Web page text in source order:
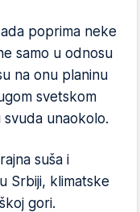
poprima neke
samo u odnosu
na onu planinu
svetskom
unaokolo.
suša i
Srbiji, klimatske
gori.